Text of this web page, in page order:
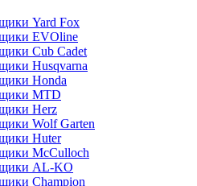
Yard Fox
EVOline
Cub Cadet
Husqvarna
Honda
MTD
Herz
Wolf Garten
Huter
McCulloch
AL-KO
Champion